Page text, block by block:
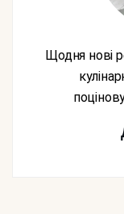
Щодня нові рецепти від домашніх господинь,